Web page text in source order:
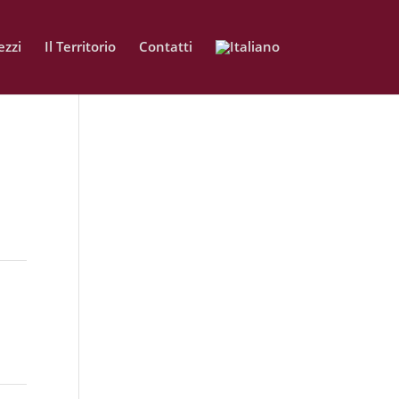
Il Territorio Contatti